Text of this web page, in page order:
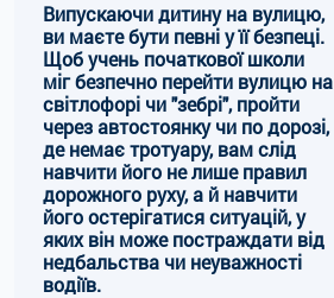
Випускаючи дитину на вулицю,
ви маєте бути певні у її безпеці.
Щоб учень початкової школи
міг безпечно перейти вулицю на
світлофорі чи "зебрі", пройти
через автостоянку чи по дорозі,
де немає тротуару, вам слід
навчити його не лише правил
дорожного руху, а й навчити
його остерігатися ситуацій, у
яких він може постраждати від
недбальства чи неуважності
водіїв.